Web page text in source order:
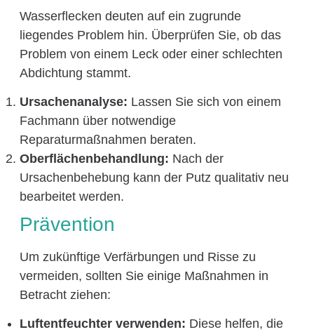
Wasserflecken deuten auf ein zugrunde
liegendes Problem hin. Überprüfen Sie, ob das
Problem von einem Leck oder einer schlechten
Abdichtung stammt.
Ursachenanalyse: Lassen Sie sich von einem
Fachmann über notwendige
Reparaturmaßnahmen beraten.
Oberflächenbehandlung: Nach der
Ursachenbehebung kann der Putz qualitativ neu
bearbeitet werden.
Prävention
Um zukünftige Verfärbungen und Risse zu
vermeiden, sollten Sie einige Maßnahmen in
Betracht ziehen:
Luftentfeuchter verwenden: Diese helfen, die